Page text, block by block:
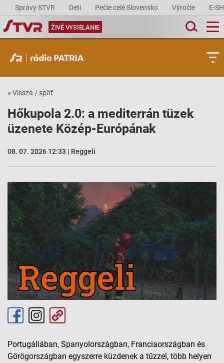
Správy STVR Deti Pečie celé Slovensko Výročie E-
ŽIVÉ VYSIELANIE
« Vissza / späť
Hőkupola 2.0: a mediterrán tüzek
üzenete Közép-Európának
08. 07. 2026 12:33 | Reggeli
Portugáliában, Spanyolországban, Franciaországban és
Görögországban egyszerre küzdenek a tűzzel, több helyen